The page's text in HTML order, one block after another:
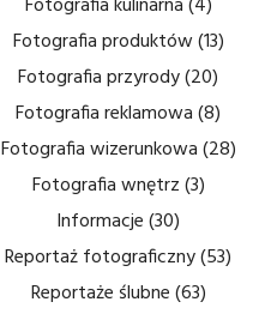
Fotografia kulinarna(4)
Fotografia produktów(13)
Fotografia przyrody(20)
Fotografia reklamowa(8)
Fotografia wizerunkowa(28)
Fotografia wnętrz(3)
Informacje(30)
Reportaż fotograficzny(53)
Reportaże ślubne(63)